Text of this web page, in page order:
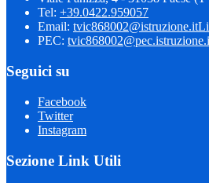
Tel: +39.0422.959057
Email: tvic868002@istruzione.it
PEC:
Seguici su
Facebook
Twitter
Instagram
Sezione Link Utili